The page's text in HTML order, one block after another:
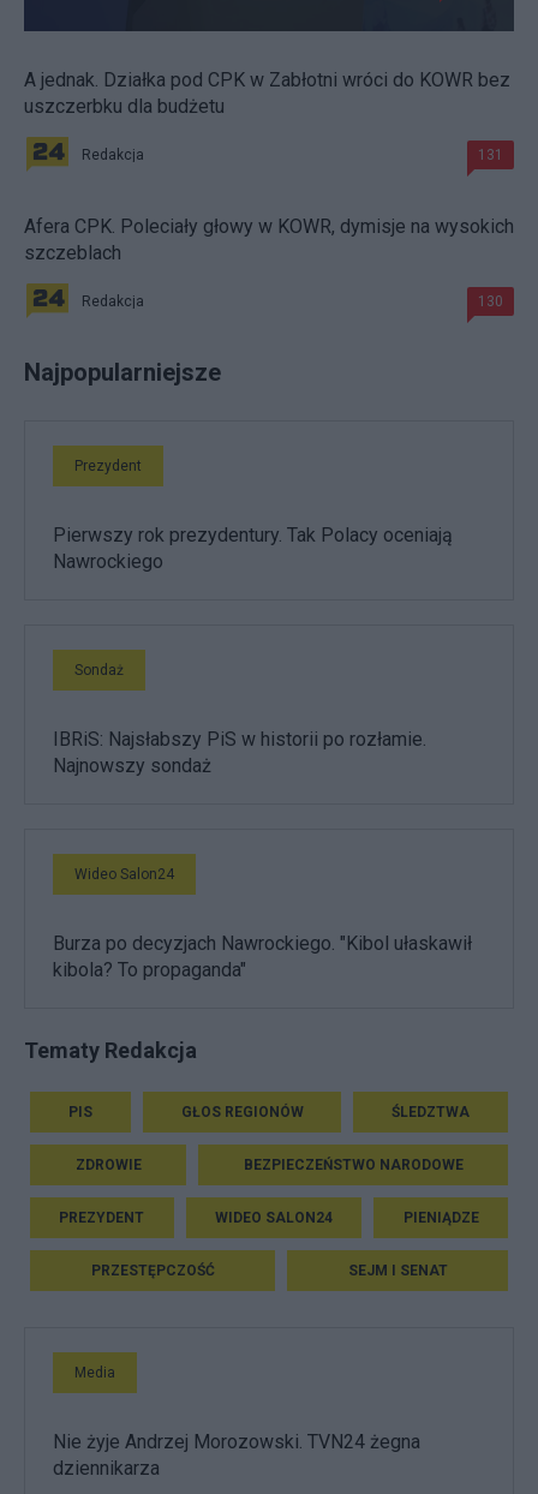
A jednak. Działka pod CPK w Zabłotni wróci do KOWR bez
uszczerbku dla budżetu
Redakcja 131
Afera CPK. Poleciały głowy w KOWR, dymisje na wysokich
szczeblach
Redakcja 130
Najpopularniejsze
Prezydent
Pierwszy rok prezydentury. Tak Polacy oceniają
Nawrockiego
Sondaż
IBRiS: Najsłabszy PiS w historii po rozłamie.
Najnowszy sondaż
Wideo Salon24
Burza po decyzjach Nawrockiego. "Kibol ułaskawił
kibola? To propaganda"
Tematy Redakcja
PIS GŁOS REGIONÓW ŚLEDZTWA
ZDROWIE BEZPIECZEŃSTWO NARODOWE
PREZYDENT WIDEO SALON24 PIENIĄDZE
PRZESTĘPCZOŚĆ SEJM I SENAT
Media
Nie żyje Andrzej Morozowski. TVN24 żegna
dziennikarza